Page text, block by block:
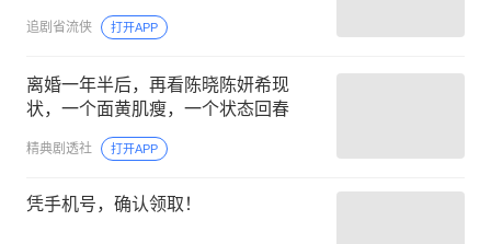
追剧省流侠 打开APP
离婚一年半后，再看陈晓陈妍希现
状，一个面黄肌瘦，一个状态回春
精典剧透社 打开APP
凭手机号，确认领取！